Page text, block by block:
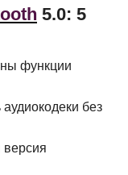
5.0: 5
функции
без
версия